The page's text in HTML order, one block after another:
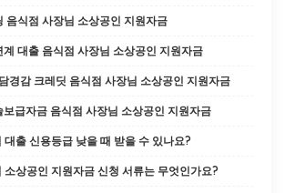
음식점 사장님 소상공인 지원자금
대출 음식점 사장님 소상공인 지원자금
경감 크레딧 음식점 사장님 소상공인 지원자금
보급자금 음식점 사장님 소상공인 지원자금
대출 신용등급 낮을 때 받을 수 있나요?
소상공인 지원자금 신청 서류는 무엇인가요?